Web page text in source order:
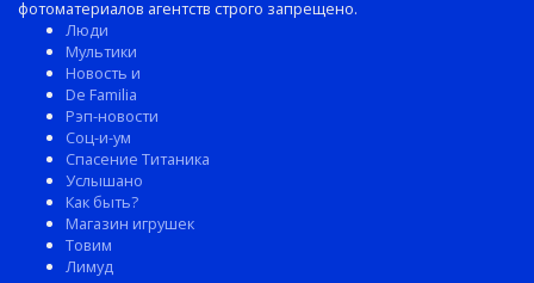
фотоматериалов агентств строго запрещено.
Люди
Мультики
Новость и
De Familia
Рэп-новости
Соц-и-ум
Спасение Титаника
Услышано
Как быть?
Магазин игрушек
Товим
Лимуд